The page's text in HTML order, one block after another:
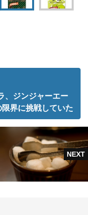
、ジンジャーエー
界に挑戦していた